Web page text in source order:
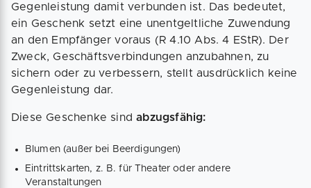
Gegenleistung damit verbunden ist. Das bedeutet,
ein Geschenk setzt eine unentgeltliche Zuwendung
an den Empfänger voraus (R 4.10 Abs. 4 EStR). Der
Zweck, Geschäftsverbindungen anzubahnen, zu
sichern oder zu verbessern, stellt ausdrücklich keine
Gegenleistung dar.
Diese Geschenke sindabzugsfähig:
Blumen (außer bei Beerdigungen)
Eintrittskarten, z. B. für Theater oder andere
Veranstaltungen